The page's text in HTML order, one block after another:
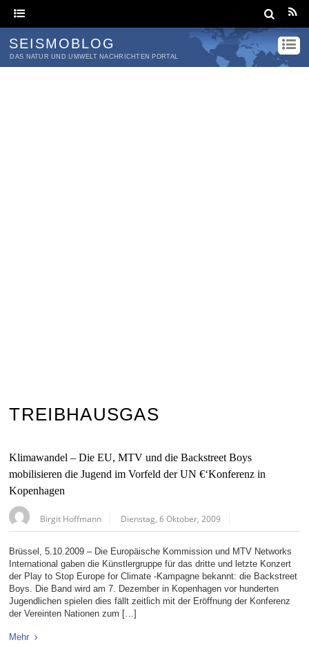
SEISMOBLOG
DAS NATUR UND UMWELT NACHRICHTEN PORTAL
TREIBHAUSGAS
Klimawandel – Die EU, MTV und die Backstreet Boys
mobilisieren die Jugend im Vorfeld der UN €‘Konferenz in
Kopenhagen
Birgit Hoffmann Dienstag, 6 Oktober, 2009
Brüssel, 5.10.2009 – Die Europäische Kommission und MTV Networks
International gaben die Künstlergruppe für das dritte und letzte Konzert
der Play to Stop Europe for Climate -Kampagne bekannt: die Backstreet
Boys. Die Band wird am 7. Dezember in Kopenhagen vor hunderten
Jugendlichen spielen dies fällt zeitlich mit der Eröffnung der Konferenz
der Vereinten Nationen zum […]
Mehr